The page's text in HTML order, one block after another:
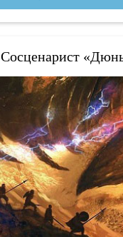
Сосценарист